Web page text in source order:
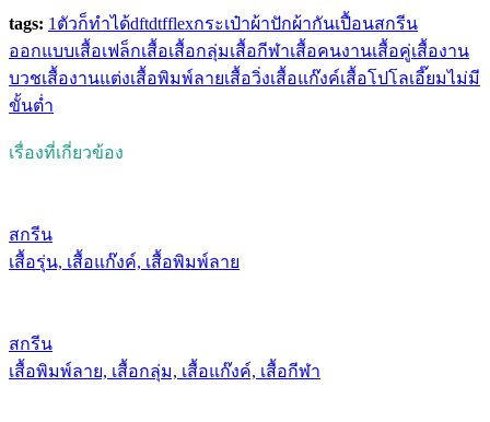
tags: 1ตัวก็ทำได้dftdtfflexกระเป๋าผ้าปักผ้ากันเปื้อนสกรีน
ออกแบบเสื้อเฟล็กเสื้อเสื้อกลุ่มเสื้อกีฬาเสื้อคนงานเสื้อคู่เสื้องาน
บวชเสื้องานแต่งเสื้อพิมพ์ลายเสื้อวิ่งเสื้อแก๊งค์เสื้อโปโลเอี๊ยมไม่มี
ขั้นต่ำ
เรื่องที่เกี่ยวข้อง
สกรีน
เสื้อรุ่น, เสื้อแก๊งค์, เสื้อพิมพ์ลาย
สกรีน
เสื้อพิมพ์ลาย, เสื้อกลุ่ม, เสื้อแก๊งค์, เสื้อกีฬา